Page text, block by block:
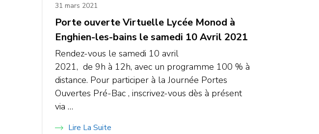
31 mars 2021
Porte ouverte Virtuelle Lycée Monod à
Enghien-les-bains le samedi 10 Avril 2021
Rendez-vous le samedi 10 avril
2021, de 9h à 12h, avec un programme 100 % à
distance. Pour participer à la Journée Portes
Ouvertes Pré-Bac , inscrivez-vous dès à présent
via …
Lire La Suite